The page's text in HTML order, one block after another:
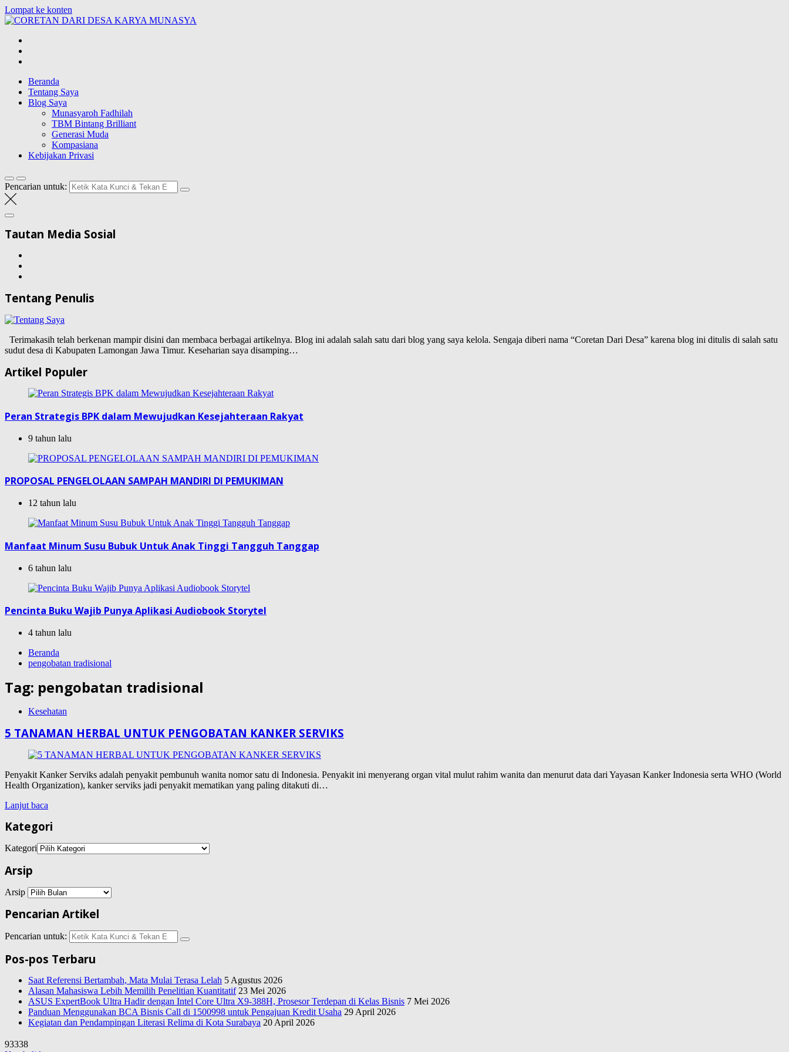
Lompat ke konten
Blog Wong Ndeso yang ingin berbagi berbagai hal di sekitarnya
Beranda
Tentang Saya
Blog Saya
Munasyaroh Fadhilah
TBM Bintang Brilliant
Generasi Muda
Kompasiana
Kebijakan Privasi
Pencarian untuk:
Tautan Media Sosial
Tentang Penulis
Terimakasih telah berkenan mampir disini dan membaca berbagai artikelnya. Blog ini adalah salah satu dari blog yang saya kelola. Sengaja diberi nama “Coretan Dari Desa” karena blog ini ditulis di salah satu
sudut desa di Kabupaten Lamongan Jawa Timur. Keseharian saya disamping…
Artikel Populer
Peran Strategis BPK dalam Mewujudkan Kesejahteraan Rakyat
9 tahun lalu
PROPOSAL PENGELOLAAN SAMPAH MANDIRI DI PEMUKIMAN
12 tahun lalu
Manfaat Minum Susu Bubuk Untuk Anak Tinggi Tangguh Tanggap
6 tahun lalu
Pencinta Buku Wajib Punya Aplikasi Audiobook Storytel
4 tahun lalu
Beranda
pengobatan tradisional
Tag: pengobatan tradisional
Kesehatan
5 TANAMAN HERBAL UNTUK PENGOBATAN KANKER SERVIKS
Penyakit Kanker Serviks adalah penyakit pembunuh wanita nomor satu di Indonesia. Penyakit ini menyerang organ vital mulut rahim wanita dan menurut data dari Yayasan Kanker Indonesia serta WHO (World
Health Organization), kanker serviks jadi penyakit mematikan yang paling ditakuti di…
Lanjut baca
Kategori
Kategori
Arsip
Arsip
Pencarian Artikel
Pencarian untuk:
Pos-pos Terbaru
Saat Referensi Bertambah, Mata Mulai Terasa Lelah 5 Agustus 2026
Alasan Mahasiswa Lebih Memilih Penelitian Kuantitatif 23 Mei 2026
ASUS ExpertBook Ultra Hadir dengan Intel Core Ultra X9-388H, Prosesor Terdepan di Kelas Bisnis 7 Mei 2026
Panduan Menggunakan BCA Bisnis Call di 1500998 untuk Pengajuan Kredit Usaha 29 April 2026
Kegiatan dan Pendampingan Literasi Relima di Kota Surabaya 20 April 2026
93338